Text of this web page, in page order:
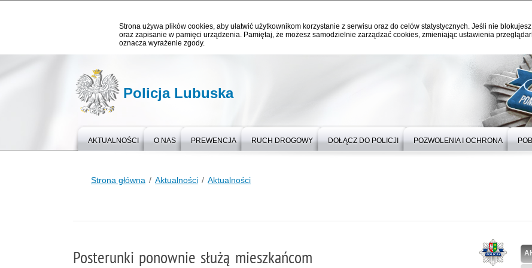
Strona używa plików cookies, aby ułatwić użytkownikom korzystanie z serwisu oraz do celów statystycznych. Jeśli nie
oraz zapisanie w pamięci urządzenia. Pamiętaj, że możesz samodzielnie zarządzać cookies, zmieniając ustawienia
oznacza wyrażenie zgody.
Policja Lubuska
AKTUALNOŚCI O NAS PREWENCJA RUCH DROGOWY DOŁĄCZ DO POLICJI POZWOLENIA I OCHRONA
Strona główna Aktualności Aktualności
Posterunki ponownie służą mieszkańcom